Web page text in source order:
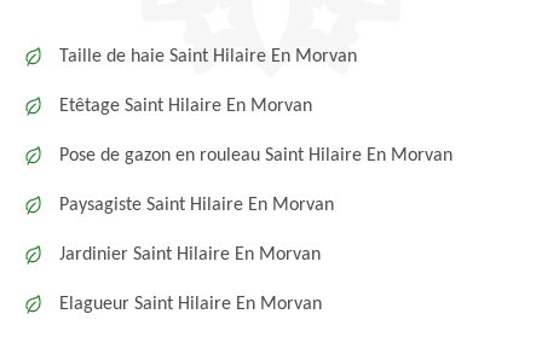
Taille de haie Saint Hilaire En Morvan
Etêtage Saint Hilaire En Morvan
Pose de gazon en rouleau Saint Hilaire En Morvan
Paysagiste Saint Hilaire En Morvan
Jardinier Saint Hilaire En Morvan
Elagueur Saint Hilaire En Morvan